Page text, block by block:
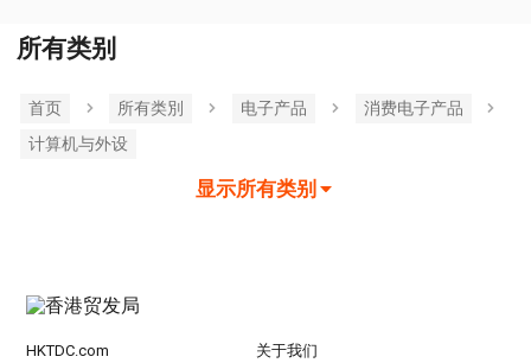
所有类别
首页 所有类別 电子产品
消费电子产品
计算机与外设
显示所有类别
HKTDC.com 关于我们